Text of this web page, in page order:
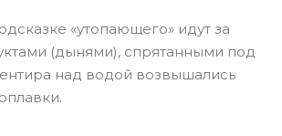
«утопающего» идут за
(дынями), спрятанными под
над водой возвышались